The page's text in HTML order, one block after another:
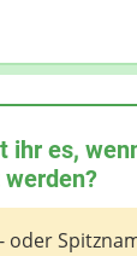
ihr es,
oder